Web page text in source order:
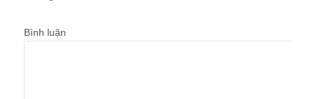
Bình luận